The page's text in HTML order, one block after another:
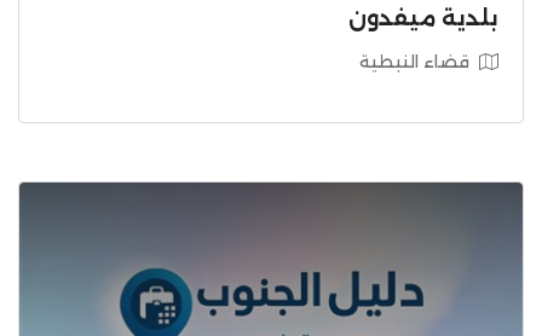
بلدية ميفدون
قضاء النبطية